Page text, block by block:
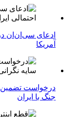
ادعای سی‌ان‌ان
آمریکا
درخواست تضمین
جنگ با ایران